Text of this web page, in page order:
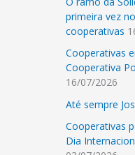
primeira vez
cooperativas
Cooperativas
Cooperativa
16/07/2026
Até sempre
Cooperativas
Dia